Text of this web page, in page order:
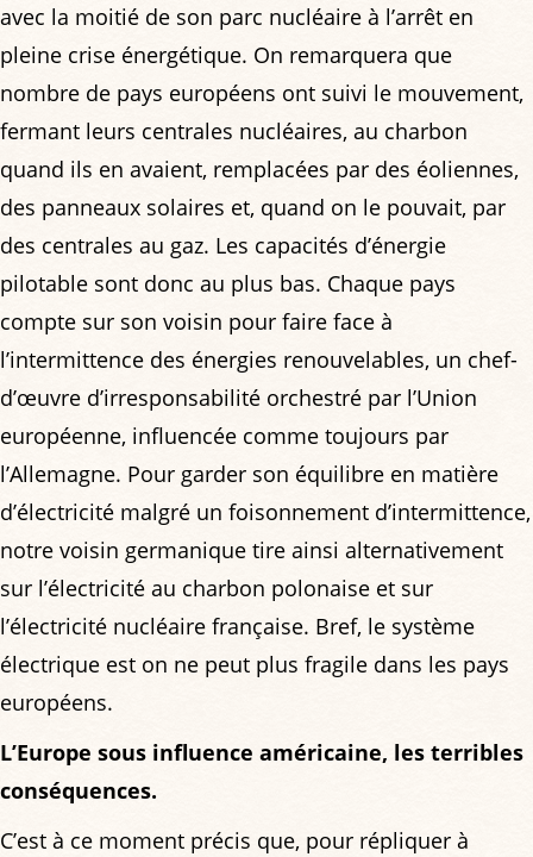
avec la moitié de son parc nucléaire à l’arrêt en
pleine crise énergétique. On remarquera que
nombre de pays européens ont suivi le mouvement,
fermant leurs centrales nucléaires, au charbon
quand ils en avaient, remplacées par des éoliennes,
des panneaux solaires et, quand on le pouvait, par
des centrales au gaz. Les capacités d’énergie
pilotable sont donc au plus bas. Chaque pays
compte sur son voisin pour faire face à
l’intermittence des énergies renouvelables, un chef-
d’œuvre d’irresponsabilité orchestré par l’Union
européenne, influencée comme toujours par
l’Allemagne. Pour garder son équilibre en matière
d’électricité malgré un foisonnement d’intermittence,
notre voisin germanique tire ainsi alternativement
sur l’électricité au charbon polonaise et sur
l’électricité nucléaire française. Bref, le système
électrique est on ne peut plus fragile dans les pays
européens.
L’Europe sous influence américaine, les terribles
conséquences.
C’est à ce moment précis que, pour répliquer à